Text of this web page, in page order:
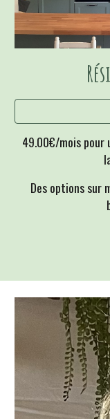
49.00€/mois pour
Des options sur